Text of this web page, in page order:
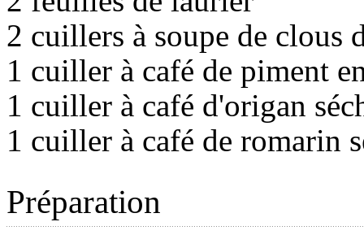
2 cuillers à soupe de clous
1 cuiller à café de piment
1 cuiller à café d'origan
1 cuiller à café de romarin
Préparation